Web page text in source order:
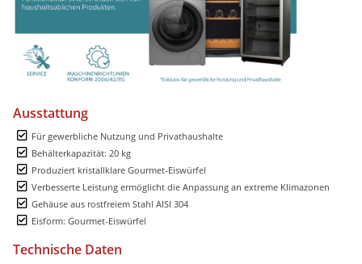
Ausstattung
Für gewerbliche Nutzung und Privathaushalte
Behälterkapazität: 20 kg
Produziert kristallklare Gourmet-Eiswürfel
Verbesserte Leistung ermöglicht die Anpassung an extreme Klimazonen
Gehäuse aus rostfreiem Stahl AISI 304
Eisform: Gourmet-Eiswürfel
Technische Daten